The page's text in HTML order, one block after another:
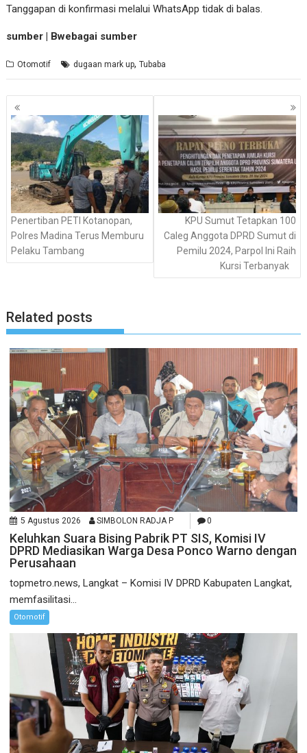
Tanggapan di konfirmasi melalui WhatsApp tidak di balas.
sumber | Bwebagai sumber
Otomotif dugaan mark up,Tubaba
Navigasi
pos
Penertiban PETI Kotanopan,
Polres Madina Terus Memburu
Pelaku Tambang
KPU Sumut Tetapkan 100
Caleg Anggota DPRD Sumut di
Pemilu 2024, Parpol Ini Raih
Kursi Terbanyak
Related posts
5 Agustus 2026 SIMBOLON RADJA P 0
Keluhkan Suara Bising Pabrik PT SIS, Komisi IV
DPRD Mediasikan Warga Desa Ponco Warno dengan
Perusahaan
topmetro.news, Langkat – Komisi IV DPRD Kabupaten Langkat,
memfasilitasi...
Otomotif